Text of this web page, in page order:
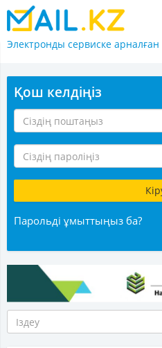
Электронды сервиске арналған
Қош келдіңіз
Парольді ұмыттыңыз ба?